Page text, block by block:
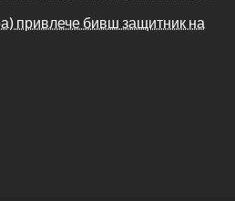
привлече бивш защитник на